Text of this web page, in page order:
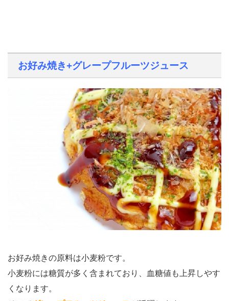
お好み焼き+グレープフルーツジュース
お好み焼きの原料は小麦粉です。
小麦粉には糖質が多く含まれており、血糖値も上昇しやす
くなります。